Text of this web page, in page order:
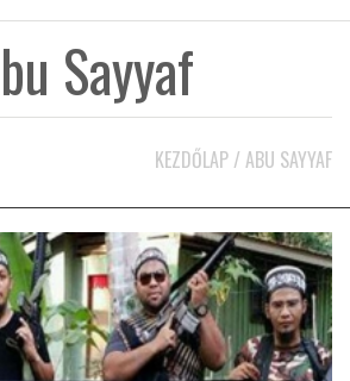
Sayyaf
KEZDŐLAP / ABU SAYYAF